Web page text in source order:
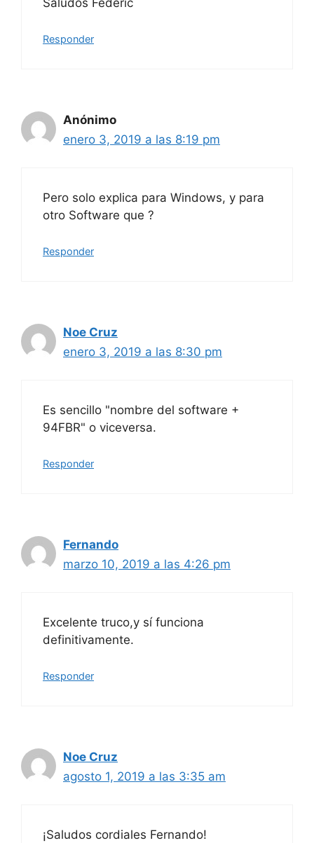
Saludos Federic
Responder
Anónimo
enero 3, 2019 a las 8:19 pm
Pero solo explica para Windows, y para
otro Software que ?
Responder
Noe Cruz
enero 3, 2019 a las 8:30 pm
Es sencillo "nombre del software +
94FBR" o viceversa.
Responder
Fernando
marzo 10, 2019 a las 4:26 pm
Excelente truco,y sí funciona
definitivamente.
Responder
Noe Cruz
agosto 1, 2019 a las 3:35 am
¡Saludos cordiales Fernando!